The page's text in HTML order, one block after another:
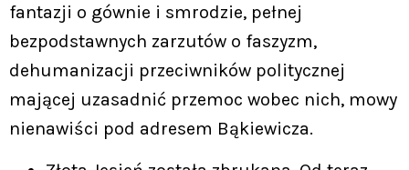
fantazji o gównie i smrodzie, pełnej
bezpodstawnych zarzutów o faszyzm,
dehumanizacji przeciwników politycznej
mającej uzasadnić przemoc wobec nich, mowy
nienawiści pod adresem Bąkiewicza.